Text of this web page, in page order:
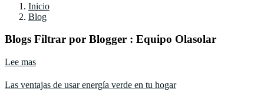
Inicio
Blog
Blogs Filtrar por Blogger : Equipo Olasolar
Lee mas
Las ventajas de usar energía verde en tu hogar